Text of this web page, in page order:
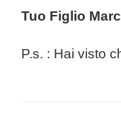
Tuo Figlio
P.s. : Hai visto